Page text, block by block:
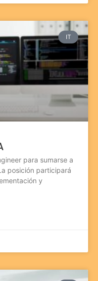
IT
para sumarse a
posición participará
y